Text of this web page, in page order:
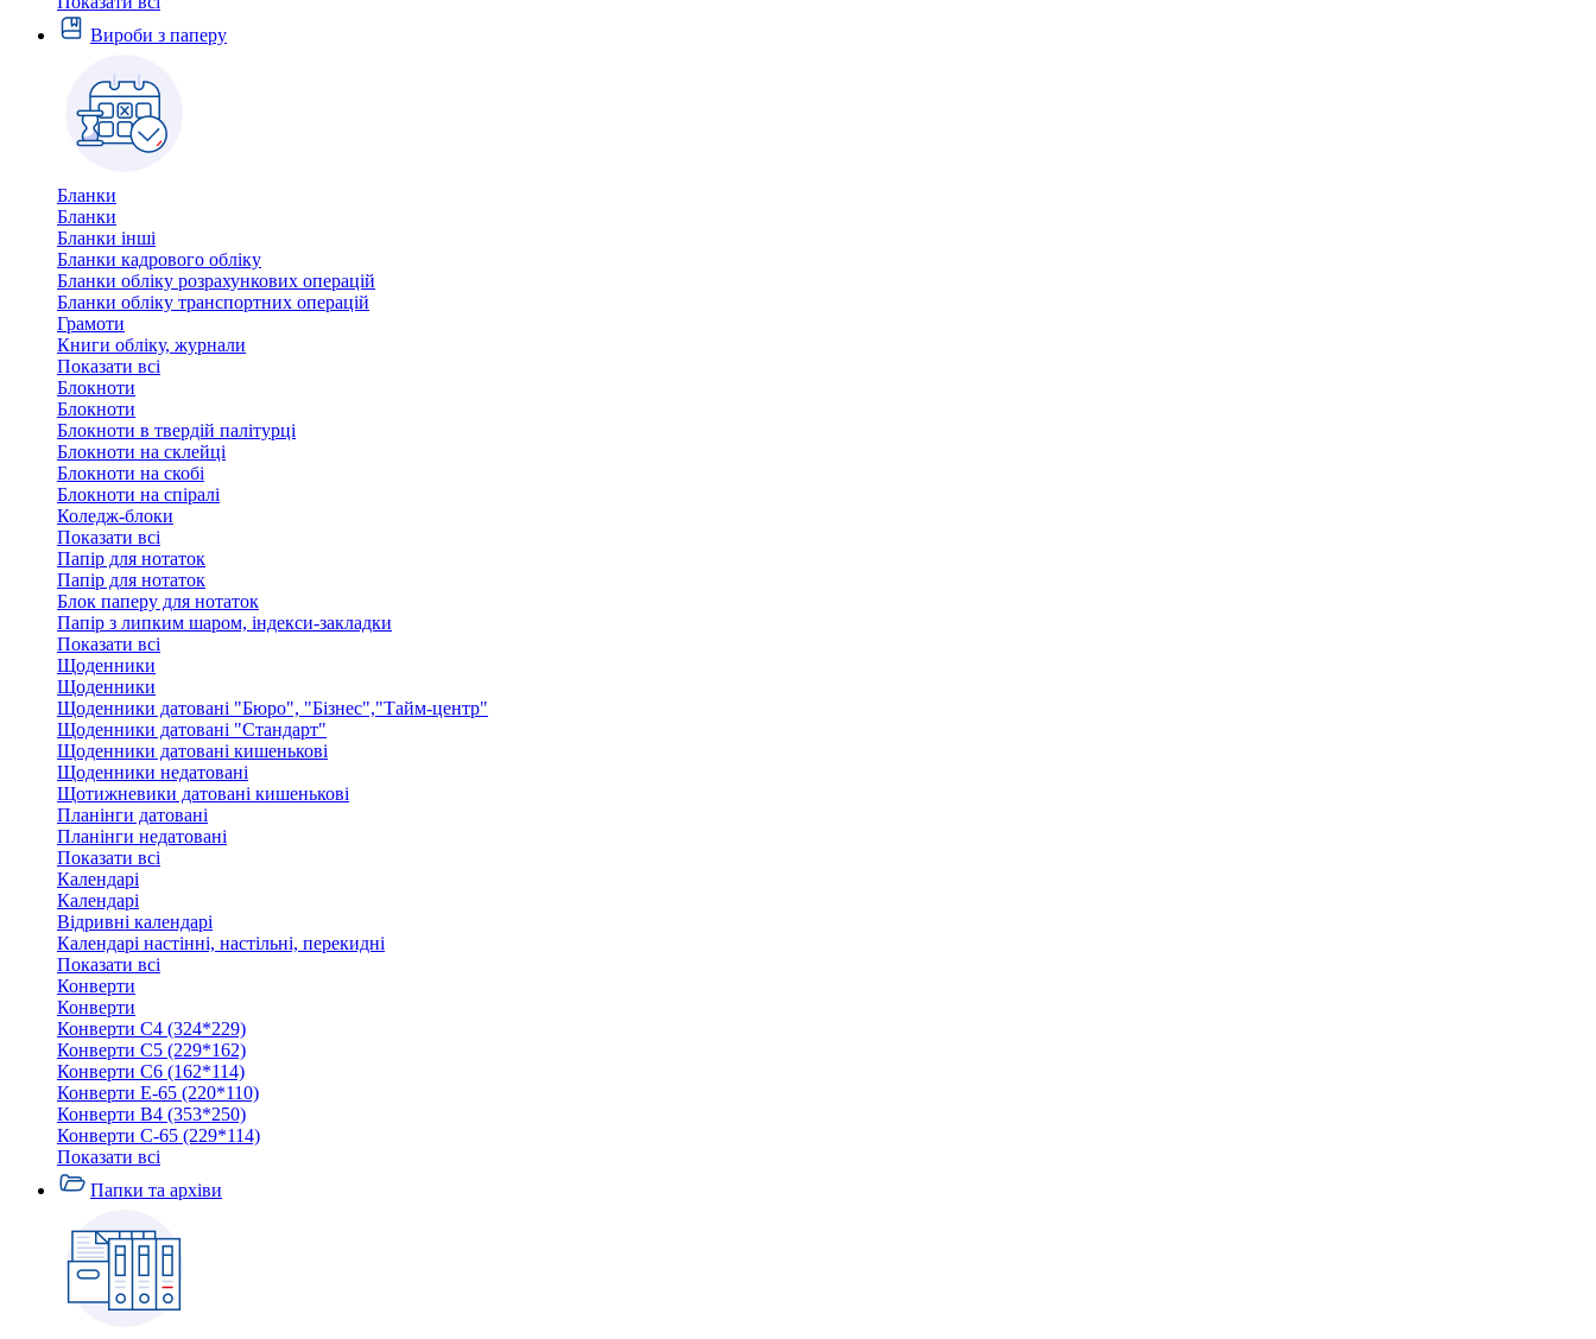
Вироби з паперу
Бланки
Бланки
Бланки інші
Бланки кадрового обліку
Бланки обліку розрахункових операцій
Бланки обліку транспортних операцій
Грамоти
Книги обліку, журнали
Показати всі
Блокноти
Блокноти
Блокноти в твердій палітурці
Блокноти на склейці
Блокноти на скобі
Блокноти на спіралі
Коледж-блоки
Показати всі
Папір для нотаток
Папір для нотаток
Блок паперу для нотаток
Папір з липким шаром, індекси-закладки
Показати всі
Щоденники
Щоденники
Щоденники датовані "Бюро", "Бізнес","Тайм-центр"
Щоденники датовані "Стандарт"
Щоденники датовані кишенькові
Щоденники недатовані
Щотижневики датовані кишенькові
Планінги датовані
Планінги недатовані
Показати всі
Календарі
Календарі
Відривні календарі
Календарі настінні, настільні, перекидні
Показати всі
Конверти
Конверти
Конверти C4 (324*229)
Конверти C5 (229*162)
Конверти C6 (162*114)
Конверти E-65 (220*110)
Конверти В4 (353*250)
Конверти С-65 (229*114)
Показати всі
Папки та архіви